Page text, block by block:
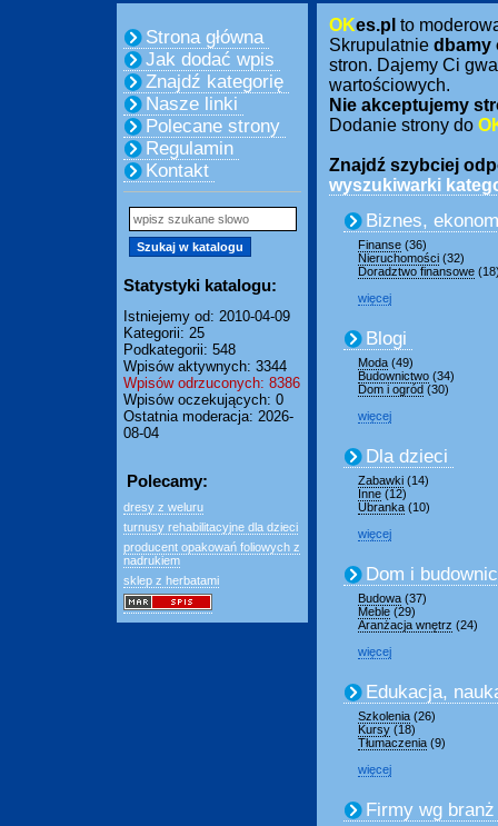
Strona główna
Jak dodać wpis
Znajdź kategorię
Nasze linki
Polecane strony
Regulamin
Kontakt
Statystyki katalogu:
Istniejemy od: 2010-04-09
Kategorii: 25
Podkategorii: 548
Wpisów aktywnych: 3344
Wpisów odrzuconych: 8386
Wpisów oczekujących: 0
Ostatnia moderacja: 2026-
08-04
Polecamy:
dresy z weluru
turnusy rehabilitacyjne dla dzieci
producent opakowań foliowych z
nadrukiem
sklep z herbatami
OKes.pl to
Skrupulatnie dbamy
stron. Dajemy Ci
wartościowych.
Nie akceptujemy
Dodanie strony do
Znajdź szybciej
wyszukiwarki
Biznes,
Finanse (36)
Nieruchomości (32)
Doradztwo finansowe
więcej
Blogi
Moda (49)
Budownictwo (34)
Dom i ogród (30)
więcej
Dla dzieci
Zabawki (14)
Inne (12)
Ubranka (10)
więcej
Dom i
Budowa (37)
Meble (29)
Aranżacja wnętrz (24)
więcej
Edukacja,
Szkolenia (26)
Kursy (18)
Tłumaczenia (9)
więcej
Firmy wg branż